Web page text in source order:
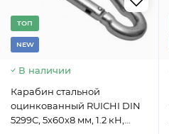
TОП
NEW
В наличии
Карабин стальной
оцинкованный RUICHI DIN
5299С, 5х60х8 мм, 1.2 кН,